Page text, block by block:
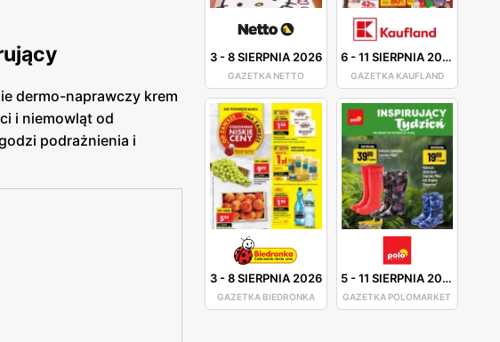
3-8 SIERPNIA 2026
GAZETKA NETTO
6-11 SIERPNIA 2026
GAZETKA KAUFLAND
3-8 SIERPNIA 2026
GAZETKA BIEDRONKA
5-11 SIERPNIA 2026
GAZETKA POLOMARKET
dermo-naprawczy krem
i niemowląt od
podrażnienia i